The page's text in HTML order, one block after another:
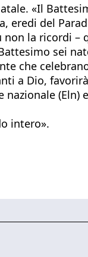
«Il
eredi del
la ricordi –
sei
che
a Dio,
intero».